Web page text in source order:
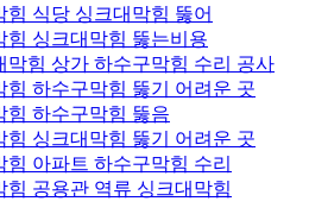
힘 식당 싱크대막힘 뚫어
힘 싱크대막힘 뚫는비용
막힘 상가 하수구막힘 수리 공사
힘 하수구막힘 뚫기 어려운 곳
힘 하수구막힘 뚫음
힘 싱크대막힘 뚫기 어려운 곳
힘 아파트 하수구막힘 수리
힘 공용관 역류 싱크대막힘